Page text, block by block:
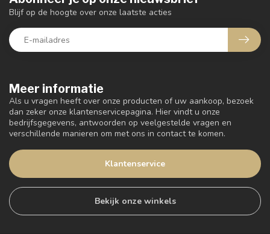
Meer informatie
Als u vragen heeft over onze producten of uw aankoop, bezoek
dan zeker onze klantenservicepagina. Hier vindt u onze
bedrijfsgegevens, antwoorden op veelgestelde vragen en
verschillende manieren om met ons in contact te komen.
Klantenservice
Bekijk onze winkels
Blijf op de hoogte over onze laatste acties